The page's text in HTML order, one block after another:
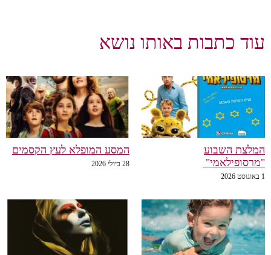
עוד כתבות באותו נושא
המלצת השבוע
"מרסופילאמי"
1 באוגוסט 2026
המסע המופלא לעץ הקסמים
28 ביולי 2026